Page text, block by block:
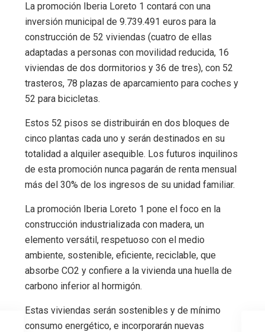
La promoción Iberia Loreto 1 contará con una
inversión municipal de 9.739.491 euros para la
construcción de 52 viviendas (cuatro de ellas
adaptadas a personas con movilidad reducida, 16
viviendas de dos dormitorios y 36 de tres), con 52
trasteros, 78 plazas de aparcamiento para coches y
52 para bicicletas.
Estos 52 pisos se distribuirán en dos bloques de
cinco plantas cada uno y serán destinados en su
totalidad a alquiler asequible. Los futuros inquilinos
de esta promoción nunca pagarán de renta mensual
más del 30% de los ingresos de su unidad familiar.
La promoción Iberia Loreto 1 pone el foco en la
construcción industrializada con madera, un
elemento versátil, respetuoso con el medio
ambiente, sostenible, eficiente, reciclable, que
absorbe CO2 y confiere a la vivienda una huella de
carbono inferior al hormigón.
Estas viviendas serán sostenibles y de mínimo
consumo energético, e incorporarán nuevas